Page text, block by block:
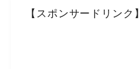
【スポンサードリンク】